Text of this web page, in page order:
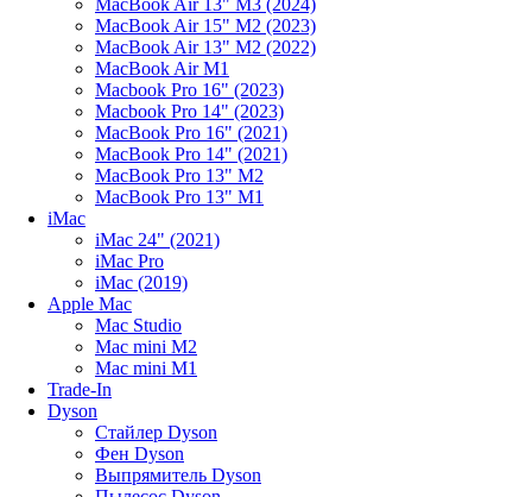
MacBook Air 15" M2 (2023)
MacBook Air 13" M2 (2022)
MacBook Air M1
Macbook Pro 16" (2023)
Macbook Pro 14" (2023)
MacBook Pro 16" (2021)
MacBook Pro 14" (2021)
MacBook Pro 13" M2
MacBook Pro 13" M1
iMac
iMac 24" (2021)
iMac Pro
iMac (2019)
Apple Mac
Mac Studio
Mac mini M2
Mac mini M1
Trade-In
Dyson
Стайлер Dyson
Фен Dyson
Выпрямитель Dyson